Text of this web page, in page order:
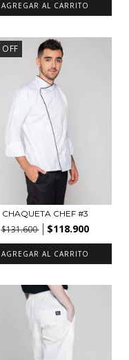
AGREGAR AL CARRITO
OFF
CHAQUETA CHEF #3
$131.600 $118.900
AGREGAR AL CARRITO